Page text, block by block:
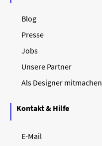
Blog
Presse
Jobs
Unsere Partner
Als Designer mitmachen
Kontakt & Hilfe
E-Mail